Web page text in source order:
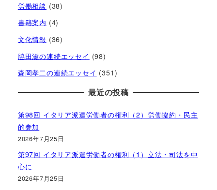
労働相談 (38)
書籍案内 (4)
文化情報 (36)
脇田滋の連続エッセイ (98)
森岡孝二の連続エッセイ (351)
最近の投稿
第98回 イタリア派遣労働者の権利（2）労働協約・民主
的参加
2026年7月25日
第97回 イタリア派遣労働者の権利（1）立法・司法を中
心に
2026年7月25日